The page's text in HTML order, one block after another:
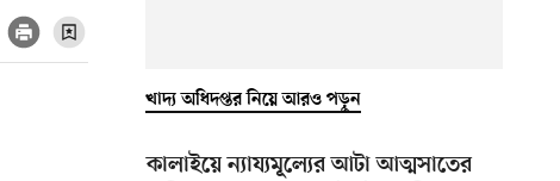
খাদ্য অধিদপ্তর নিয়ে আরও পড়ুন
কালাইয়ে ন্যায্যমূল্যের আটা আত্মসাতের